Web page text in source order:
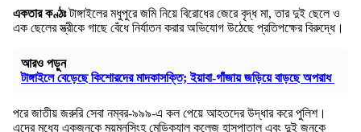
একতার কণ্ঠঃটাঙ্গাইলের মধুপুরে জমি নিয়ে বিরোধের জেরে বৃদ্ধ মা, তার দুই ছেলে ও
এক ছেলের স্ত্রীকে গাছে বেঁধে নির্যাতন করার অভিযোগ উঠেছে প্রতিপক্ষের বিরুদ্ধে।
আরও পড়ুন
টাঙ্গাইলে বেড়েছে কিশোরদের মাদকাসক্তি; ইয়াবা-গাঁজায় জড়িয়ে বাড়ছে অপরাধ
পরে জাতীয় জরুরি সেবা নম্বর-৯৯৯-এ কল পেয়ে আহতদের উদ্ধার করে পুলিশ।
এদের মধ্যে একজনকে ময়মনসিংহ মেডিক্যাল কলেজ হাসপাতাল এবং দুই জনকে